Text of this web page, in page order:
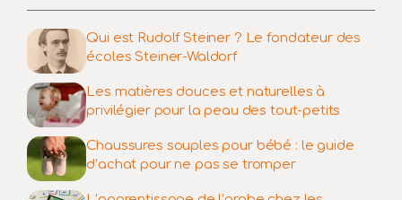
Qui est Rudolf Steiner ? Le fondateur des
écoles Steiner-Waldorf
Les matières douces et naturelles à
privilégier pour la peau des tout-petits
Chaussures souples pour bébé : le guide
d’achat pour ne pas se tromper